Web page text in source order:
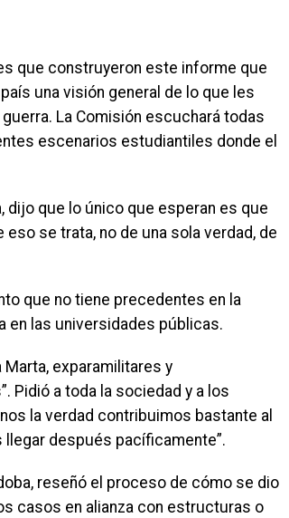
que construyeron este informe que
una visión general de lo que les
La Comisión escuchará todas
escenarios estudiantiles donde el
dijo que lo único que esperan es que
se trata, no de una sola verdad, de
que no tiene precedentes en la
en las universidades públicas.
exparamilitares y
Pidió a toda la sociedad y a los
la verdad contribuimos bastante al
después pacíficamente”.
reseñó el proceso de cómo se dio
casos en alianza con estructuras o